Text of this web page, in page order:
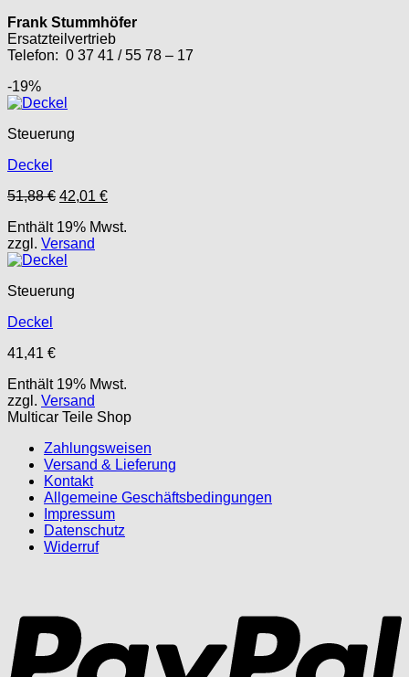
Frank Stummhöfer
Ersatzteilvertrieb
Telefon: 0 37 41 / 55 78 – 17
-19%
Steuerung
Deckel
51,88€ Ursprünglicher
war:
51,88 €
42,01 €Aktueller
ist:
Enthält 19% Mwst.
zzgl. Versand
Steuerung
Deckel
41,41 €
Enthält 19% Mwst.
zzgl. Versand
Multicar Teile Shop
Zahlungsweisen
Versand & Lieferung
Kontakt
Allgemeine Geschäftsbedingungen
Impressum
Datenschutz
Widerruf